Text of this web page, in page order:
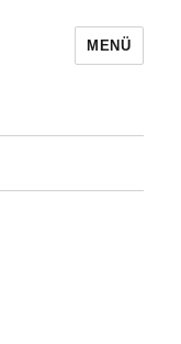
MENÜ